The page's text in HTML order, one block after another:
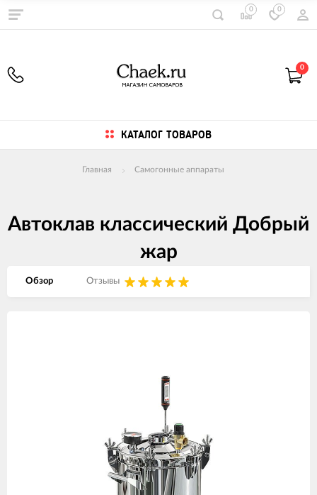
0 0
0
КАТАЛОГ ТОВАРОВ
Главная Самогонные аппараты
Автоклав классический Добрый
жар
Обзор Отзывы